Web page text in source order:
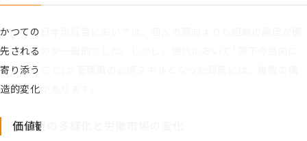
かつての日本型経営においては、個人の意向よりも組織の論理が優
先されるのが一般的でした。しかし、現代において「部下の意向に
寄り添うこと」が管理職の必須スキルとなった背景には、複数の構
造的変化があります。
価値観の多様化と労働市場の変化